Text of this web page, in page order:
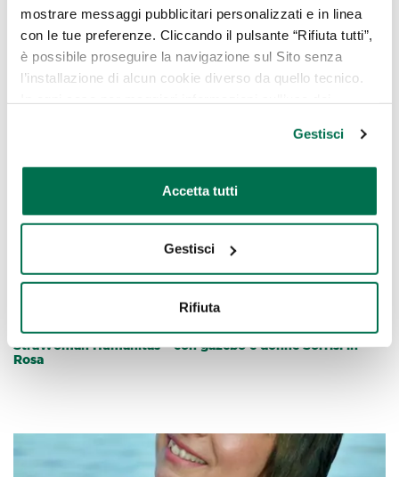
mostrare messaggi pubblicitari personalizzati e in linea
con le tue preferenze. Cliccando il pulsante “Rifiuta tutti”,
è possibile proseguire la navigazione sul Sito senza
l’installazione di alcun cookie diverso da quello tecnico.
oppure cliccare su “GESTISCI” per scegliere quali
cookie
Gestisci
Accetta tutti
Gestisci
Rifiuta
Eventi SiR
StraWoman Humanitas – con gazebo e donne Sorrisi in
Rosa